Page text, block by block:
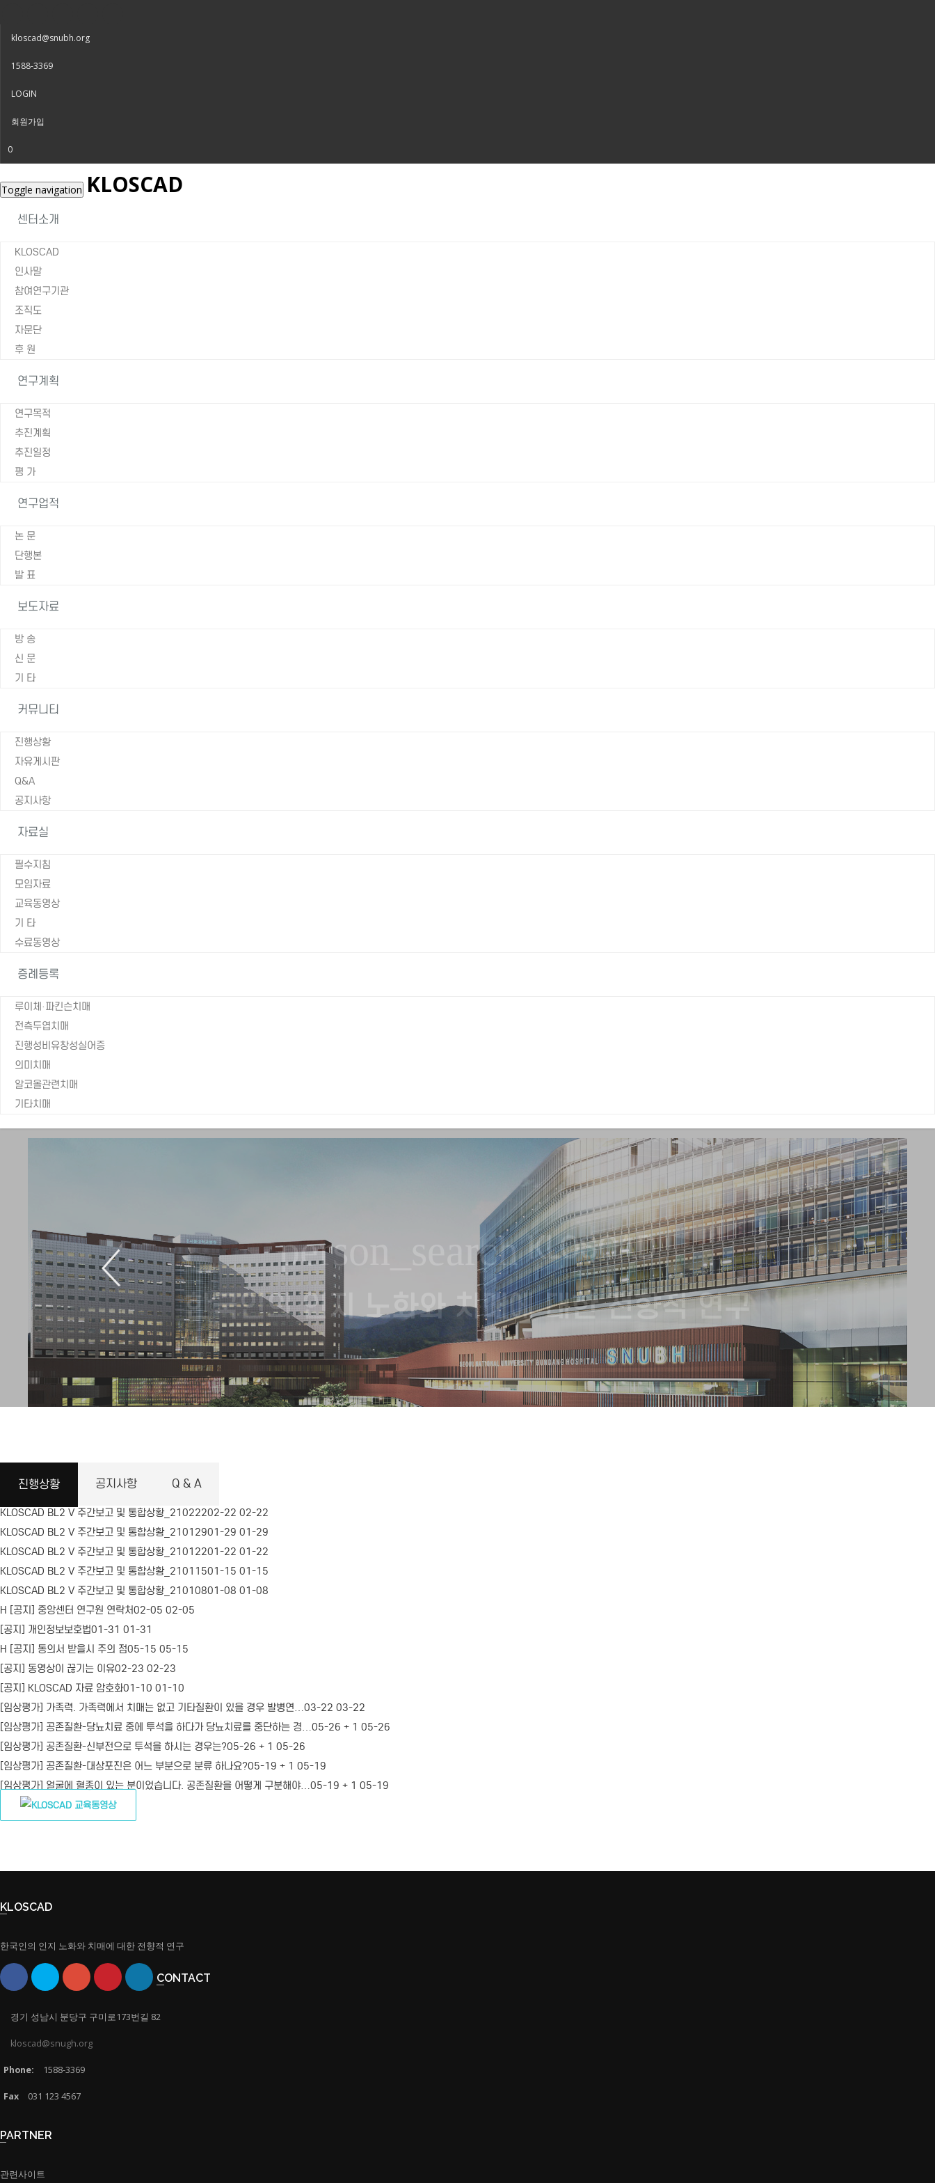
kloscad@snubh.org
1588-3369
LOGIN
회원가입
0
Toggle navigation KLOSCAD
센터소개
KLOSCAD
인사말
참여연구기관
조직도
자문단
후 원
연구계획
연구목적
추진계획
추진일정
평 가
연구업적
논 문
단행본
발 표
보도자료
방 송
신 문
기 타
커뮤니티
진행상황
자유게시판
Q&A
공지사항
자료실
필수지침
모임자료
교육동영상
기 타
수료동영상
증례등록
루이체·파킨슨치매
전측두엽치매
진행성비유창성실어증
의미치매
알코올관련치매
기타치매
person_searchKLOSCAD
한국인의 인지 노화와 치매에 대한 전향적 연구
진행상황 공지사항 Q & A
KLOSCAD BL2 V 주간보고 및 통합상황_21022202-22 02-22
KLOSCAD BL2 V 주간보고 및 통합상황_21012901-29 01-29
KLOSCAD BL2 V 주간보고 및 통합상황_21012201-22 01-22
KLOSCAD BL2 V 주간보고 및 통합상황_21011501-15 01-15
KLOSCAD BL2 V 주간보고 및 통합상황_21010801-08 01-08
H [공지] 중앙센터 연구원 연락처02-05 02-05
[공지] 개인정보보호법01-31 01-31
H [공지] 동의서 받을시 주의 점05-15 05-15
[공지] 동영상이 끊기는 이유02-23 02-23
[공지] KLOSCAD 자료 암호화01-10 01-10
[임상평가] 가족력. 가족력에서 치매는 없고 기타질환이 있을 경우 발병연…03-22 03-22
[임상평가] 공존질환-당뇨치료 중에 투석을 하다가 당뇨치료를 중단하는 경…05-26 + 1 05-26
[임상평가] 공존질환-신부전으로 투석을 하시는 경우는?05-26 + 1 05-26
[임상평가] 공존질환-대상포진은 어느 부분으로 분류 하나요?05-19 + 1 05-19
[임상평가] 얼굴에 혈종이 있는 분이었습니다. 공존질환을 어떻게 구분해야…05-19 + 1 05-19
KLOSCAD
한국인의 인지 노화와 치매에 대한 전향적 연구
CONTACT
경기 성남시 분당구 구미로173번길 82
kloscad@snugh.org
Phone: 1588-3369
Fax 031 123 4567
PARTNER
관련사이트